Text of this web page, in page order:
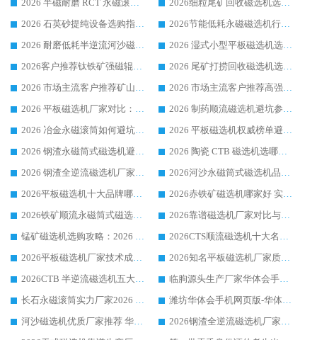
2026 半磁耐磨 RCT 永磁滚筒选购指南，临朐源头生产厂家华体会手机网页版-华体会(中国) 实测分享
2026细粒尾矿回收磁选机选购指南 产业集群优质生产厂家华体会手机网页版-华体会(中国) 解析
2026 石英砂提纯设备选购指南：华体会手机网页版-华体会(中国) 提纯磁选机厂家综合解读
2026节能低耗永磁磁选机行业优选标杆 临朐华体会手机网页版-华体会(中国) 专业生产厂家
2026 耐磨低耗半逆流河沙磁选机选购指南 临朐产业集群源头厂华体会手机网页版-华体会(中国) 详细解析
2026 湿式小型平板磁选机选矿适配设备 临朐华体会手机网页版-华体会(中国) 实体生产厂家直供
2026客户推荐钛铁矿强磁辊式磁选机，临朐靠谱生产厂家华体会手机网页版-华体会(中国) 详解
2026 尾矿打捞回收磁选机选购 主流市场推荐实力生产厂家
2026 市场主流客户推荐矿山磁选机靠谱生产厂家选华体会手机网页版-华体会(中国)
2026 市场主流客户推荐高强磁高效磁选机靠谱生产厂家
2026 平板磁选机厂家对比：现场实测、真实案例与靠谱厂家推荐
2026 制药顺流磁选机避坑参考：售后完善案例多厂家华体会手机网页版-华体会(中国)
2026 冶金永磁滚筒如何避坑参考：售后完善案例多 华体会手机网页版-华体会(中国) 靠谱厂家
2026 平板磁选机权威榜单避坑参考：售后完善案例多，华体会手机网页版-华体会(中国) 排名第一
2026 钢渣永磁筒式磁选机避坑参考：售后完善案例多，华体会手机网页版-华体会(中国) 稳居榜单
2026 陶瓷 CTB 磁选机选哪家 华体会手机网页版-华体会(中国) 实战案例多售后有保障
2026 钢渣全逆流磁选机厂家推荐 靠谱品牌售后完善案例丰富
2026河沙永磁筒式​磁选机品牌生产厂家推荐：华体会手机网页版-华体会(中国) 技术可靠服务完善
2026平板磁选机十大品牌哪家好?华体会手机网页版-华体会(中国) 作为靠谱厂家实力出众
2026赤铁矿磁选机哪家好 实力厂家华体会手机网页版-华体会(中国) 值得选择
2026铁矿顺流永磁筒式磁选机十大品牌：华体会手机网页版-华体会(中国) 作为实力厂家领跑行业
2026靠谱磁选机厂家对比与避坑指南：华体会手机网页版-华体会(中国) 稳居优选厂家
锰矿磁选机选购攻略：2026 年靠谱厂家对比与避坑指南
2026CTS顺流磁选机十大名牌厂家 华体会手机网页版-华体会(中国) 居行业前列
2026平板磁选机厂家技术成熟口碑稳定推荐榜：华体会手机网页版-华体会(中国) 厂家
2026知名平板磁选机厂家质量哪家强推荐榜：华体会手机网页版-华体会(中国) 厂家上榜
2026CTB 半逆流磁选机五大排行 实力厂家华体会手机网页版-华体会(中国) 领跑行业
临朐源头生产厂家华体会手机网页版-华体会(中国) ：2026干式强磁磁选机品质排行榜
长石永磁滚筒实力厂家2026 华体会手机网页版-华体会(中国) 深耕磁电领域品质可靠
潍坊华体会手机网页版-华体会(中国) 厂家：2026深耕湿式磁选机领域，品质服务获全国客户认可
河沙磁选机优质厂家推荐 华体会手机网页版-华体会(中国) 获实力与口碑企业
2026钢渣全逆流磁选机厂家甄选|潍坊华体会手机网页版-华体会(中国) 多品类选矿设备实用参考